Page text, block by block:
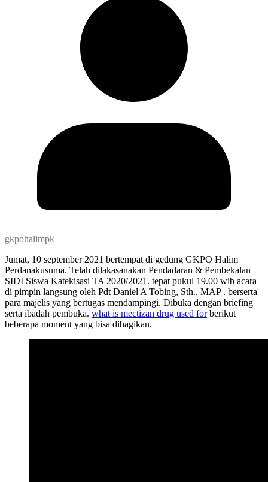
gkpohalimpk
Jumat, 10 september 2021 bertempat di gedung GKPO Halim
Perdanakusuma. Telah dilakasanakan Pendadaran & Pembekalan
SIDI Siswa Katekisasi TA 2020/2021. tepat pukul 19.00 wib acara
di pimpin langsung oleh Pdt Daniel A Tobing, Sth., MAP . berserta
para majelis yang bertugas mendampingi. Dibuka dengan briefing
serta ibadah pembuka. what is mectizan drug used forberikut
beberapa moment yang bisa dibagikan.